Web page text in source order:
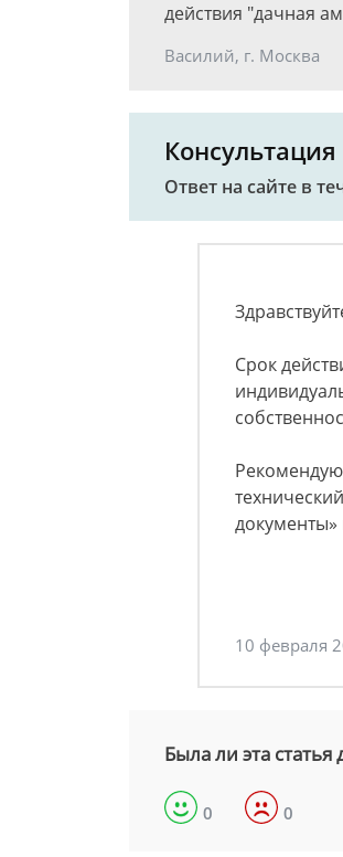
действия "дачная
Василий, г. Москва
Ответ на сайте в
Срок
документы»
10 февраля
Была ли эта статья
0 0